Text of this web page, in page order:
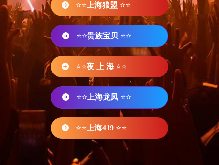
⭐⭐ 上海狼盟 ⭐⭐
⭐⭐贵族宝贝 ⭐⭐
⭐⭐夜 上 海 ⭐⭐
⭐⭐ 上海龙凤 ⭐⭐
⭐⭐ 上海419 ⭐⭐